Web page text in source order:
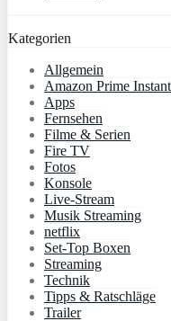
Kategorien
Allgemein
Amazon Prime
Apps
Fernsehen
Filme & Serien
Fire TV
Fotos
Konsole
Live-Stream
Musik Streaming
netflix
Set-Top Boxen
Streaming
Technik
Tipps & Ratschläge
Trailer